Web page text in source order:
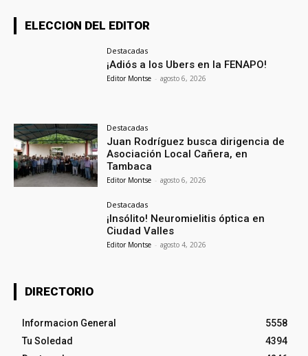
ELECCION DEL EDITOR
Destacadas
¡Adiós a los Ubers en la FENAPO!
Editor Montse - agosto 6, 2026
Destacadas
Juan Rodríguez busca dirigencia de
Asociación Local Cañera, en
Tambaca
Editor Montse - agosto 6, 2026
Destacadas
¡Insólito! Neuromielitis óptica en
Ciudad Valles
Editor Montse - agosto 4, 2026
DIRECTORIO
Informacion General
5558
Tu Soledad
4394